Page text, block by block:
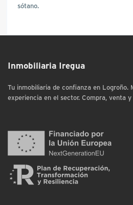
sótano.
Inmobiliaria Iregua
Tu inmobiliaria de confianza en Logroño.
experiencia en el sector. Compra, venta